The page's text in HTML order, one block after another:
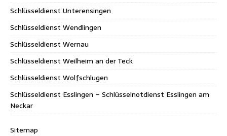
Schlüsseldienst Unterensingen
Schlüsseldienst Wendlingen
Schlüsseldienst Wernau
Schlüsseldienst Weilheim an der Teck
Schlüsseldienst Wolfschlugen
Schlüsseldienst Esslingen – Schlüsselnotdienst Esslingen am
Neckar
Sitemap